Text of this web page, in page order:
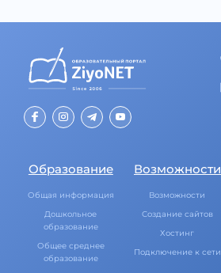
Образование
Общая информация
Дошкольное
образование
Общее среднее
образование
Возможности
Возможности
Создание сайтов
Хостинг
Подключение к сети